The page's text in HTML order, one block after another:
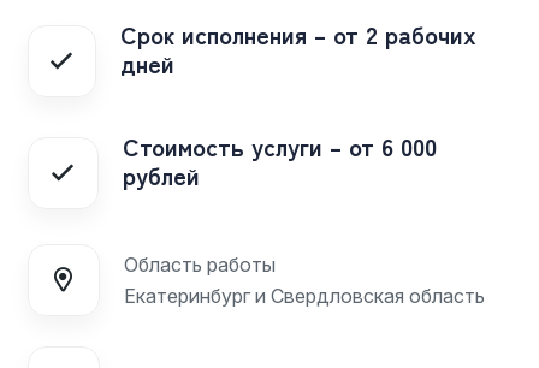
Срок исполнения – от 2 рабочих
дней
Стоимость услуги – от 6 000
рублей
Область работы
Екатеринбург и Свердловская область